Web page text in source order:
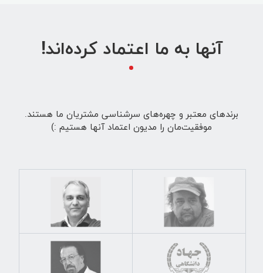
آنها به ما اعتماد کرده‌اند!
برندهای معتبر و چهره‌های سرشناسی مشتریان ما هستند.
موفقیت‌مان را مدیون اعتماد آنها هستیم :)